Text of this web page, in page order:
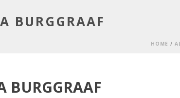
BURGGRAAF
HOME /
BURGGRAAF